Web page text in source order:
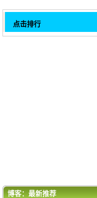
点击排行
评论排行
博客：最新推荐